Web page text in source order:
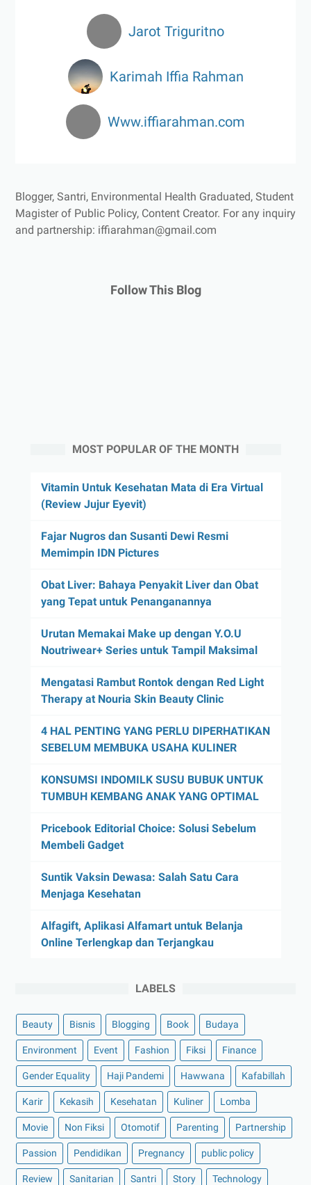
Jarot Triguritno
Karimah Iffia Rahman
Www.iffiarahman.com
Blogger, Santri, Environmental Health Graduated, Student
Magister of Public Policy, Content Creator. For any inquiry
and partnership: iffiarahman@gmail.com
Follow This Blog
MOST POPULAR OF THE MONTH
Vitamin Untuk Kesehatan Mata di Era Virtual
(Review Jujur Eyevit)
Fajar Nugros dan Susanti Dewi Resmi
Memimpin IDN Pictures
Obat Liver: Bahaya Penyakit Liver dan Obat
yang Tepat untuk Penanganannya
Urutan Memakai Make up dengan Y.O.U
Noutriwear+ Series untuk Tampil Maksimal
Mengatasi Rambut Rontok dengan Red Light
Therapy at Nouria Skin Beauty Clinic
4 HAL PENTING YANG PERLU DIPERHATIKAN
SEBELUM MEMBUKA USAHA KULINER
KONSUMSI INDOMILK SUSU BUBUK UNTUK
TUMBUH KEMBANG ANAK YANG OPTIMAL
Pricebook Editorial Choice: Solusi Sebelum
Membeli Gadget
Suntik Vaksin Dewasa: Salah Satu Cara
Menjaga Kesehatan
Alfagift, Aplikasi Alfamart untuk Belanja
Online Terlengkap dan Terjangkau
LABELS
Beauty Bisnis Blogging Book Budaya
Environment Event Fashion Fiksi Finance
Gender Equality Haji Pandemi Hawwana Kafabillah
Karir Kekasih Kesehatan Kuliner Lomba
Movie Non Fiksi Otomotif Parenting Partnership
Passion Pendidikan Pregnancy public policy
Review Sanitarian Santri Story Technology